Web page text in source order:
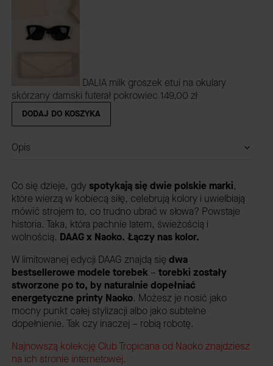
DALIA milk groszek etui na okulary
skórzany damski futerał pokrowiec 149,00 zł
DODAJ DO KOSZYKA
Opis
Co się dzieje, gdyspotykają się dwie polskie marki,
które wierzą w kobiecą siłę, celebrują kolory i uwielbiają
mówić strojem to, co trudno ubrać w słowa? Powstaje
historia. Taka, która pachnie latem, świeżością i
wolnością. DAAG x Naoko. Łączy nas kolor.
W limitowanej edycji DAAG znajdą się dwa
bestsellerowe modele torebek– torebki zostały
stworzone po to, by naturalnie dopełniać
energetyczne printy Naoko. Możesz je nosić jako
mocny punkt całej stylizacji albo jako subtelne
dopełnienie. Tak czy inaczej – robią robotę.
Najnowszą kolekcję Club Tropicana od Naoko znajdziesz
na ich stronie internetowej.